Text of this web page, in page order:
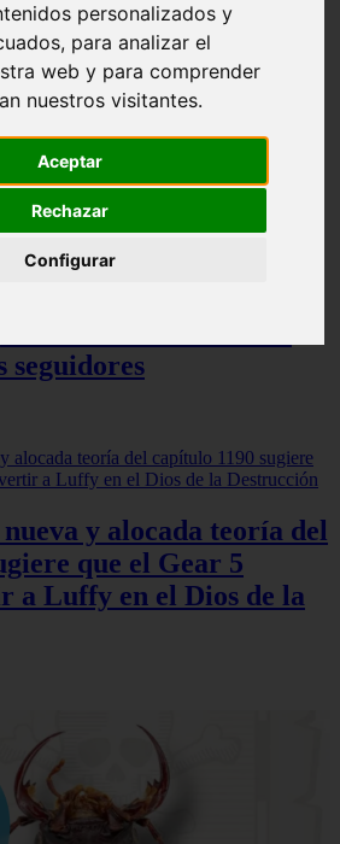
personalizados y
para analizar el
web y para comprender
nuestros visitantes.
Aceptar
Rechazar
Configurar
Kedakaki Seijo wa Hakudaku
- Anime en Español
detalle del
ha desatado todas las
seguidores
y alocada teoría del
que el Gear 5
a Luffy en el Dios de la